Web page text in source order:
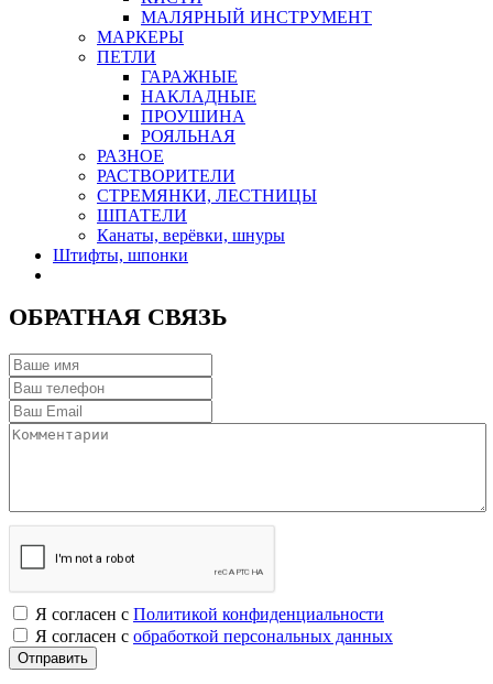
МАЛЯРНЫЙ ИНСТРУМЕНТ
МАРКЕРЫ
ПЕТЛИ
ГАРАЖНЫЕ
НАКЛАДНЫЕ
ПРОУШИНА
РОЯЛЬНАЯ
РАЗНОЕ
РАСТВОРИТЕЛИ
СТРЕМЯНКИ, ЛЕСТНИЦЫ
ШПАТЕЛИ
Канаты, верёвки, шнуры
Штифты, шпонки
ОБРАТНАЯ СВЯЗЬ
Я согласен с Политикой конфиденциальности
Я согласен с обработкой персональных данных